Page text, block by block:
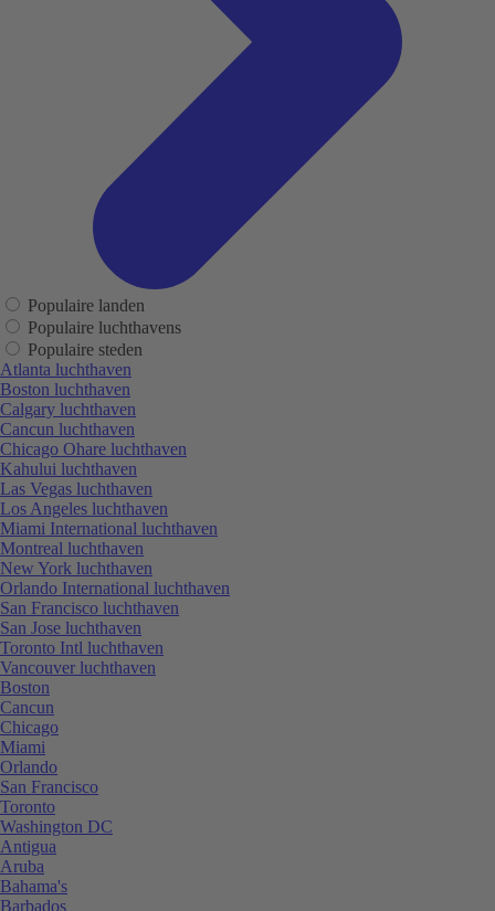
Populaire landen
Populaire luchthavens
Populaire steden
Atlanta luchthaven
Boston luchthaven
Calgary luchthaven
Cancun luchthaven
Chicago Ohare luchthaven
Kahului luchthaven
Las Vegas luchthaven
Los Angeles luchthaven
Miami International luchthaven
Montreal luchthaven
New York luchthaven
Orlando International luchthaven
San Francisco luchthaven
San Jose luchthaven
Toronto Intl luchthaven
Vancouver luchthaven
Boston
Cancun
Chicago
Miami
Orlando
San Francisco
Toronto
Washington DC
Antigua
Aruba
Bahama's
Barbados